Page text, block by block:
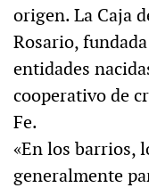
origen. La Caja
Rosario,
entidades
cooperativo de
Fe.
«En los barrios,
generalmente